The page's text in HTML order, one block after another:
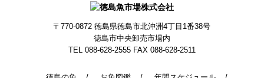
〒770-0872徳島県徳島市北沖洲4丁目1番38号
徳島市中央卸売市場内
TEL 088-628-2555 FAX 088-628-2511